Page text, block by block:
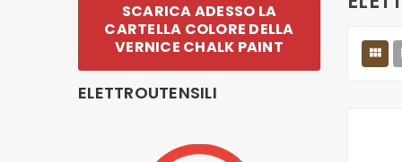
SCARICA ADESSO LA
CARTELLA COLORE DELLA
VERNICE CHALK PAINT
ELETTROUTENSILI
